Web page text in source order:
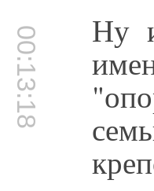
00:13:18 Ну